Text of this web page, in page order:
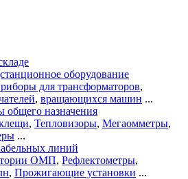
оборудование
для трансформаторов,
, вращающихся машин ...
общего назначения
, Тепловизоры, Мегаомметры,
...
линий
ОМП, Рефлектометры,
, Прожигающие установки ...